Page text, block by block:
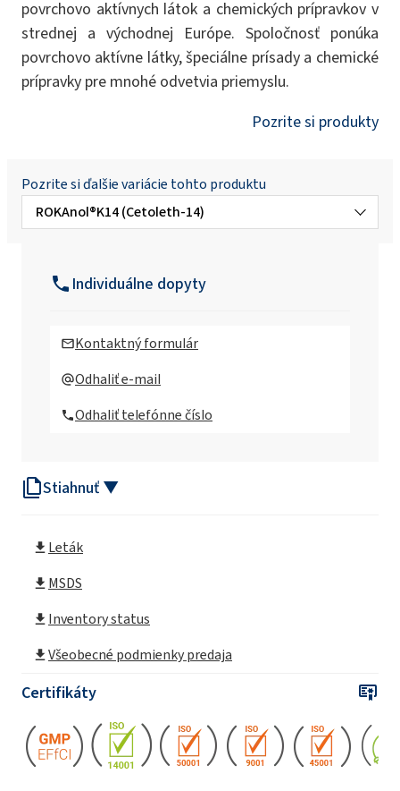
Stiahnuť ▼
Leták
MSDS
Inventory status
Všeobecné podmienky predaja
Certifikáty
povrchovo aktívnych látok a chemických prípravkov v
strednej a východnej Európe. Spoločnosť ponúka
povrchovo aktívne látky, špeciálne prísady a chemické
prípravky pre mnohé odvetvia priemyslu.
Pozrite si produkty
Pozrite si ďalšie variácie tohto produktu
ROKAnol®K14 (Cetoleth-14)
ROKAnol®K3 (Cetoleth-3)
ROKAnol®K7 (Cetoleth-7)
Individuálne dopyty
Kontaktný formulár
Odhaliť e-mail
Odhaliť telefónne číslo